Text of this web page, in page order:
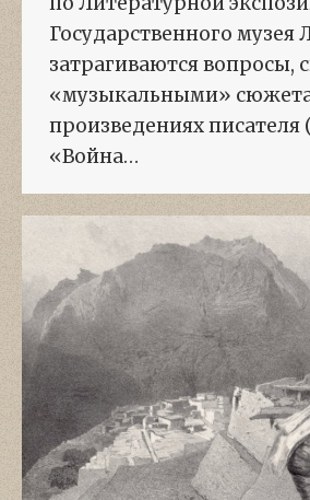
Государственного музея
затрагиваются вопросы,
«музыкальными»
произведениях писателя
«Война…